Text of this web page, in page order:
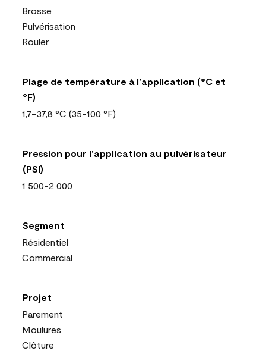
Brosse
Pulvérisation
Rouler
Plage de température à l’application (°C et
°F)
1,7-37,8 °C (35-100 °F)
Pression pour l’application au pulvérisateur
(PSI)
1 500-2 000
Segment
Résidentiel
Commercial
Projet
Parement
Moulures
Clôture